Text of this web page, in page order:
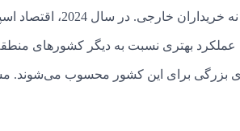
بیکاری به 10.61 درصد، عملکرد بهتری نسبت به دیگر
بزرگی برای این کشور محسوب می‌شوند.